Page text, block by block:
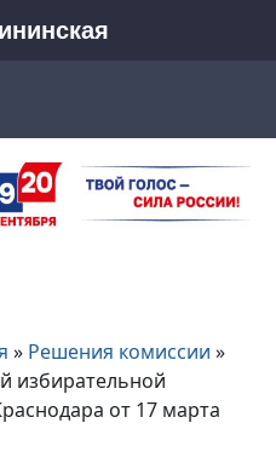
» Решения комиссии »
избирательной
от 17 марта